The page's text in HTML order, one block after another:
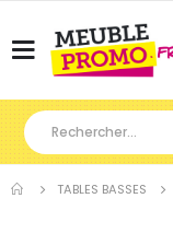
Basculer
TABLES BASSES